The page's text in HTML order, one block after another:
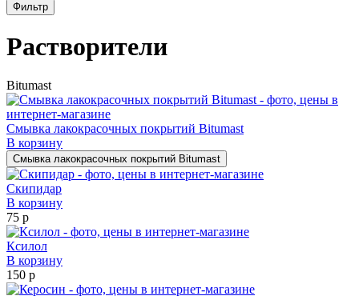
Фильтр
Растворители
Bitumast
Смывка лакокрасочных покрытий Bitumast
В корзину
Смывка лакокрасочных покрытий Bitumast
Скипидар
В корзину
75 р
Ксилол
В корзину
150 р